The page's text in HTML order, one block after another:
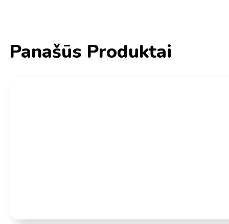
Panašūs Produktai